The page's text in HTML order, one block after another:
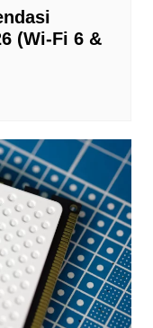
(Wi-Fi 6 &